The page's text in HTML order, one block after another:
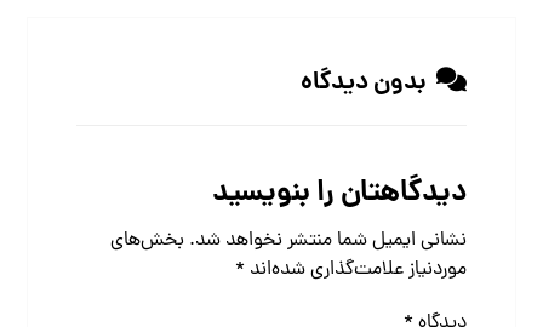
بدون دیدگاه
دیدگاهتان را بنویسید
نشانی ایمیل شما منتشر نخواهد شد. بخش‌های
موردنیاز علامت‌گذاری شده‌اند *